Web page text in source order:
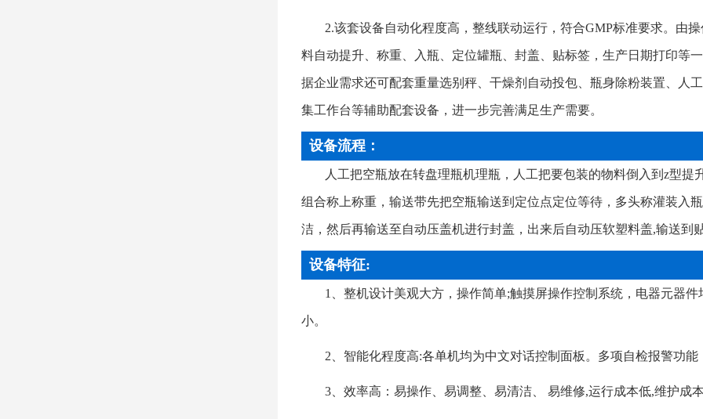
2.该套设备自动化程度高，整线联动运行，符合GMP标准要求。由
料自动提升、称重、入瓶、定位罐瓶、封盖、贴标签，生产日期打印等
据企业需求还可配套重量选别秤、干燥剂自动投包、瓶身除粉装置、人
集工作台等辅助配套设备，进一步完善满足生产需要。
设备流程：
人工把空瓶放在转盘理瓶机理瓶，人工把要包装的物料倒入到z型
组合称上称重，输送带先把空瓶输送到定位点定位等待，多头称灌装入
洁，然后再输送至自动压盖机进行封盖，出来后自动压软塑料盖,输送到
设备特征:
1、整机设计美观大方，操作简单;触摸屏操作控制系统，电器元器
小。
2、智能化程度高:各单机均为中文对话控制面板。多项自检报警功
3、效率高：易操作、易调整、易清洁、 易维修,运行成本低,维护成